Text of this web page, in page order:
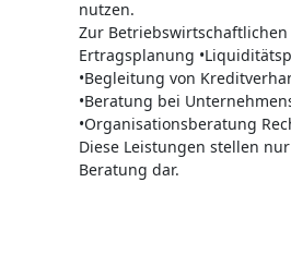
nutzen.
Zur
Ertragsplanung
•Begleitung von
•Beratung bei
•Organisationsberatung
Diese Leistungen stellen
Beratung dar.